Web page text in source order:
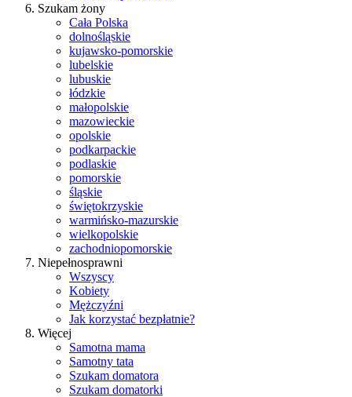
Szukam żony
Cała Polska
dolnośląskie
kujawsko-pomorskie
lubelskie
lubuskie
łódzkie
małopolskie
mazowieckie
opolskie
podkarpackie
podlaskie
pomorskie
śląskie
świętokrzyskie
warmińsko-mazurskie
wielkopolskie
zachodniopomorskie
Niepełnosprawni
Wszyscy
Kobiety
Mężczyźni
Jak korzystać bezpłatnie?
Więcej
Samotna mama
Samotny tata
Szukam domatora
Szukam domatorki